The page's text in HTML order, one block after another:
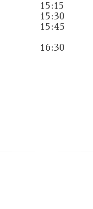
15:15
15:30
15:45
16:30